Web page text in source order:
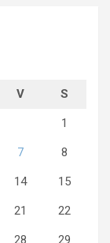
V S
1
7 8
14 15
21 22
28 29